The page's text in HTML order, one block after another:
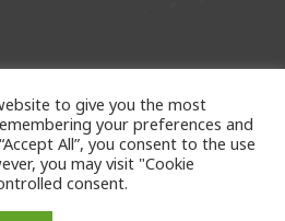
to give you the most
your preferences and
All”, you consent to the use
you may visit "Cookie
consent.